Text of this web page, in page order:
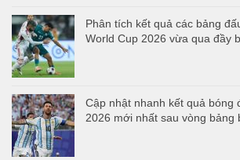
Phân tích kết quả các bảng
World Cup 2026 vừa qua đầy
Cập nhật nhanh kết quả bóng
2026 mới nhất sau vòng bảng